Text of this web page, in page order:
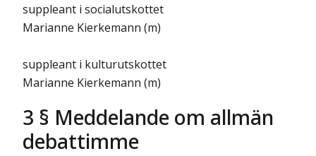
suppleant i socialutskottet
Marianne Kierkemann (m)
suppleant i kulturutskottet
Marianne Kierkemann (m)
3 § Meddelande om allmän
debattimme